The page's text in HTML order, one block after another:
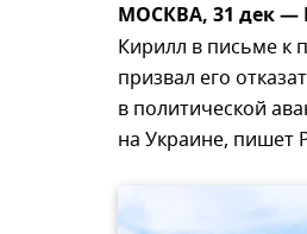
МОСКВА, 31 дек —
Кирилл в письме к
призвал его
в политической
на Украине, пишет